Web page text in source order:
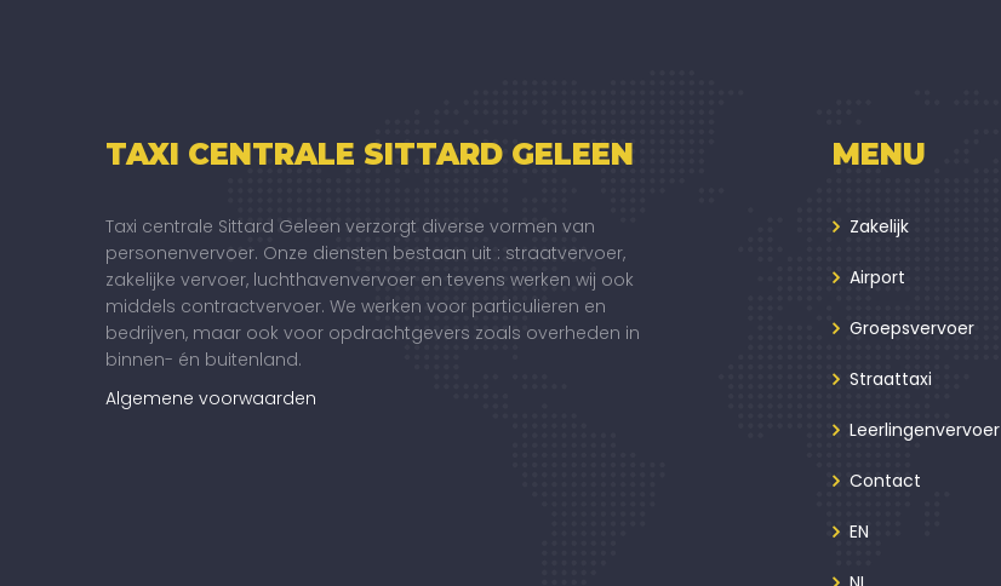
TAXI CENTRALE SITTARD GELEEN
Taxi centrale Sittard Geleen verzorgt diverse vormen van
personenvervoer. Onze diensten bestaan uit : straatvervoer,
zakelijke vervoer, luchthavenvervoer en tevens werken wij ook
middels contractvervoer. We werken voor particulieren en
bedrijven, maar ook voor opdrachtgevers zoals overheden in
binnen- én buitenland.
Algemene voorwaarden
MENU
Zakelijk
Airport
Groepsvervoer
Straattaxi
Leerlingenvervoer
Contact
EN